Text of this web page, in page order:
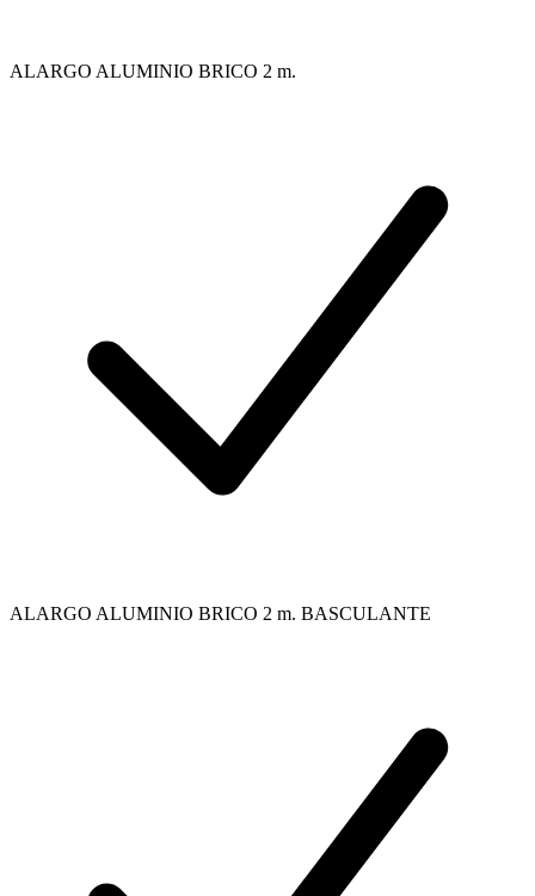
ALARGO ALUMINIO BRICO 2 m.
ALARGO ALUMINIO BRICO 2 m. BASCULANTE